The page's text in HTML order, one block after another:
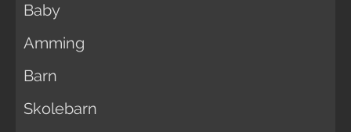
Baby
Amming
Barn
Skolebarn